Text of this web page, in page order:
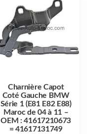
Charnière Capot
Coté Gauche BMW
Série 1 (E81 E82 E88)
Maroc de 04 à 11 –
OEM : 41617210673
= 41617131749